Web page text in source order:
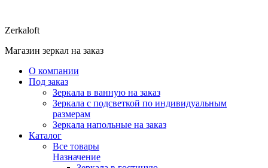
Zerkaloft
Магазин зеркал на заказ
О компании
Под заказ
Зеркала в ванную на заказ
Зеркала с подсветкой по индивидуальным
размерам
Зеркала напольные на заказ
Каталог
Все товары
Назначение